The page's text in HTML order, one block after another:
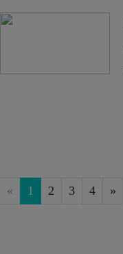
« 1 2 3 4 »